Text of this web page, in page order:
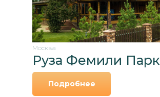
Руза Фемили Парк
Подробнее
Москва